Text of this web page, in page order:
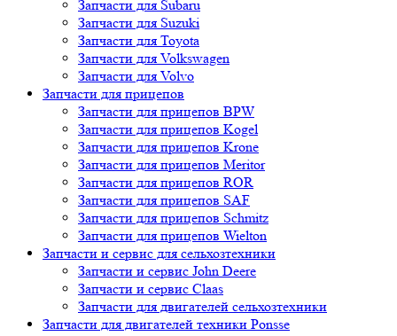
Запчасти для Subaru
Запчасти для Suzuki
Запчасти для Toyota
Запчасти для Volkswagen
Запчасти для Volvo
Запчасти для прицепов
Запчасти для прицепов BPW
Запчасти для прицепов Kogel
Запчасти для прицепов Krone
Запчасти для прицепов Meritor
Запчасти для прицепов ROR
Запчасти для прицепов SAF
Запчасти для прицепов Schmitz
Запчасти для прицепов Wielton
Запчасти и сервис для сельхозтехники
Запчасти и сервис John Deere
Запчасти и сервис Claas
Запчасти для двигателей сельхозтехники
Запчасти для двигателей техники Ponsse